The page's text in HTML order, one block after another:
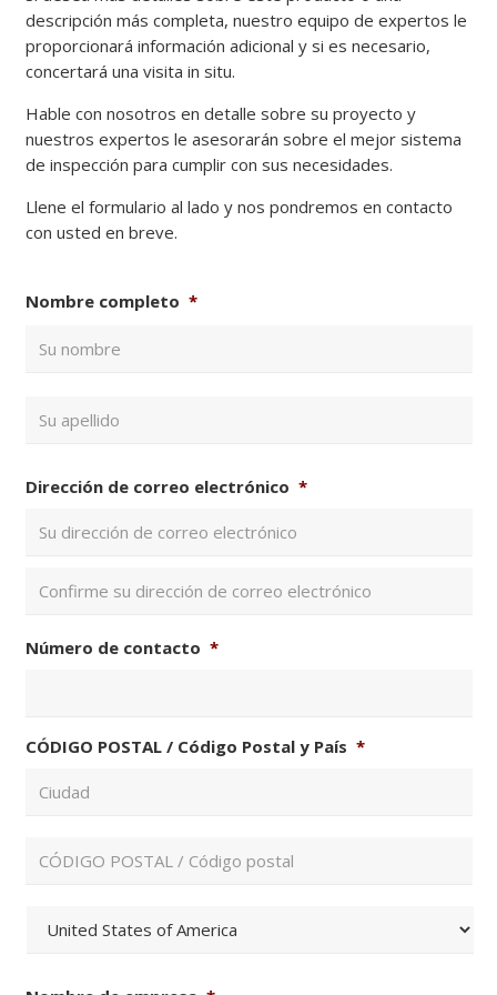
descripción más completa, nuestro equipo de expertos le
proporcionará información adicional y si es necesario,
concertará una visita in situ.
Hable con nosotros en detalle sobre su proyecto y
nuestros expertos le asesorarán sobre el mejor sistema
de inspección para cumplir con sus necesidades.
Llene el formulario al lado y nos pondremos en contacto
con usted en breve.
Nombre completo *
Dirección de correo electrónico *
Número de contacto *
CÓDIGO POSTAL / Código Postal y País *